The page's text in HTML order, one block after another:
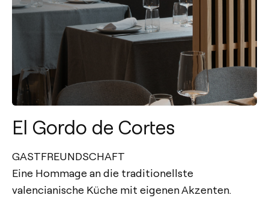
El Gordo de Cortes
GASTFREUNDSCHAFT
Eine Hommage an die traditionellste
valencianische Küche mit eigenen Akzenten.